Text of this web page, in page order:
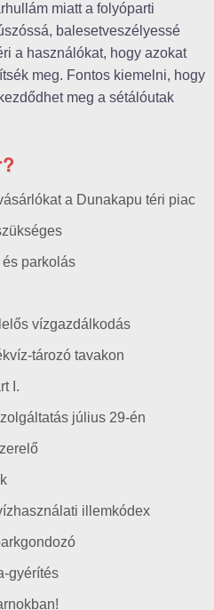
miatt a folyóparti
balesetveszélyessé
a használókat, hogy azokat
meg. Fontos kiemelni, hogy
meg a sétálóutak
a Dunakapu téri piac
parkolás
vízgazdálkodás
tározó tavakon
I.
július 29-én
illemkódex
gyérítés